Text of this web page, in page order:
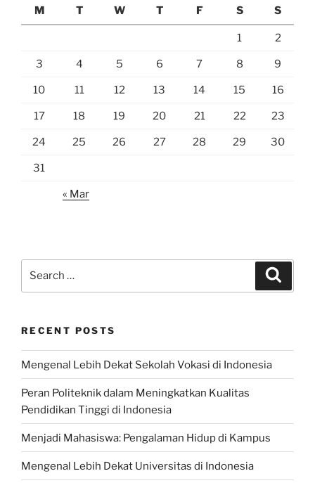
M
T W T F S S
1 2
3 4 5 6 7 8 9
10 11 12 13 14 15 16
17 18 19 20 21 22 23
24 25 26 27 28 29 30
31
« Mar
RECENT POSTS
Mengenal Lebih Dekat Sekolah Vokasi di Indonesia
Peran Politeknik dalam Meningkatkan Kualitas
Pendidikan Tinggi di Indonesia
Menjadi Mahasiswa: Pengalaman Hidup di Kampus
Mengenal Lebih Dekat Universitas di Indonesia